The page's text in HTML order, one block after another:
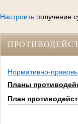
Настроить получение
Нормативно-
Планы
План